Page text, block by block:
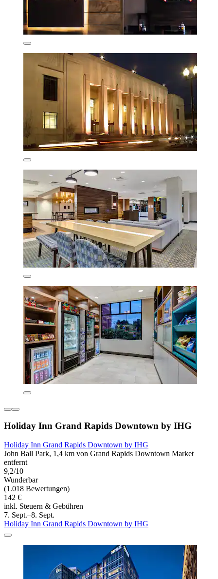
Holiday Inn Grand Rapids Downtown by IHG
Holiday Inn Grand Rapids Downtown by IHG
John Ball Park, 1,4 km von Grand Rapids Downtown Market
entfernt
9,2/10
Wunderbar
(1.018 Bewertungen)
142 €
inkl. Steuern & Gebühren
7. Sept.–8. Sept.
Holiday Inn Grand Rapids Downtown by IHG